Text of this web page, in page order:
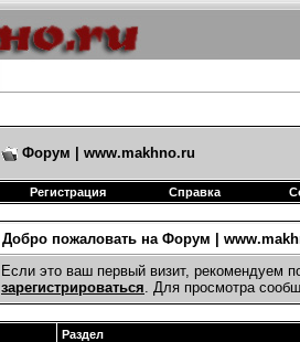
Форум | www.makhno.ru
Регистрация Справка
Добро пожаловать на Форум |
Если это ваш первый визит, рекомендуем
зарегистрироваться. Для просмотра
Раздел